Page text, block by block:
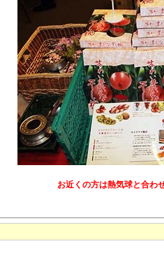
お近くの方は熱気球と合わ